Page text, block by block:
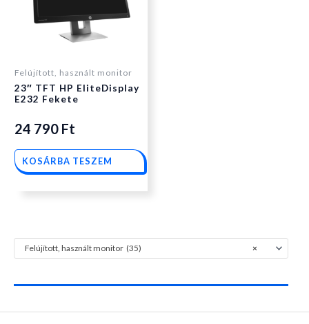
×
Felújított, használt monitor (35)
Felújított, használt monitor
23″ TFT HP EliteDisplay
E232 Fekete
24 790 Ft
KOSÁRBA TESZEM